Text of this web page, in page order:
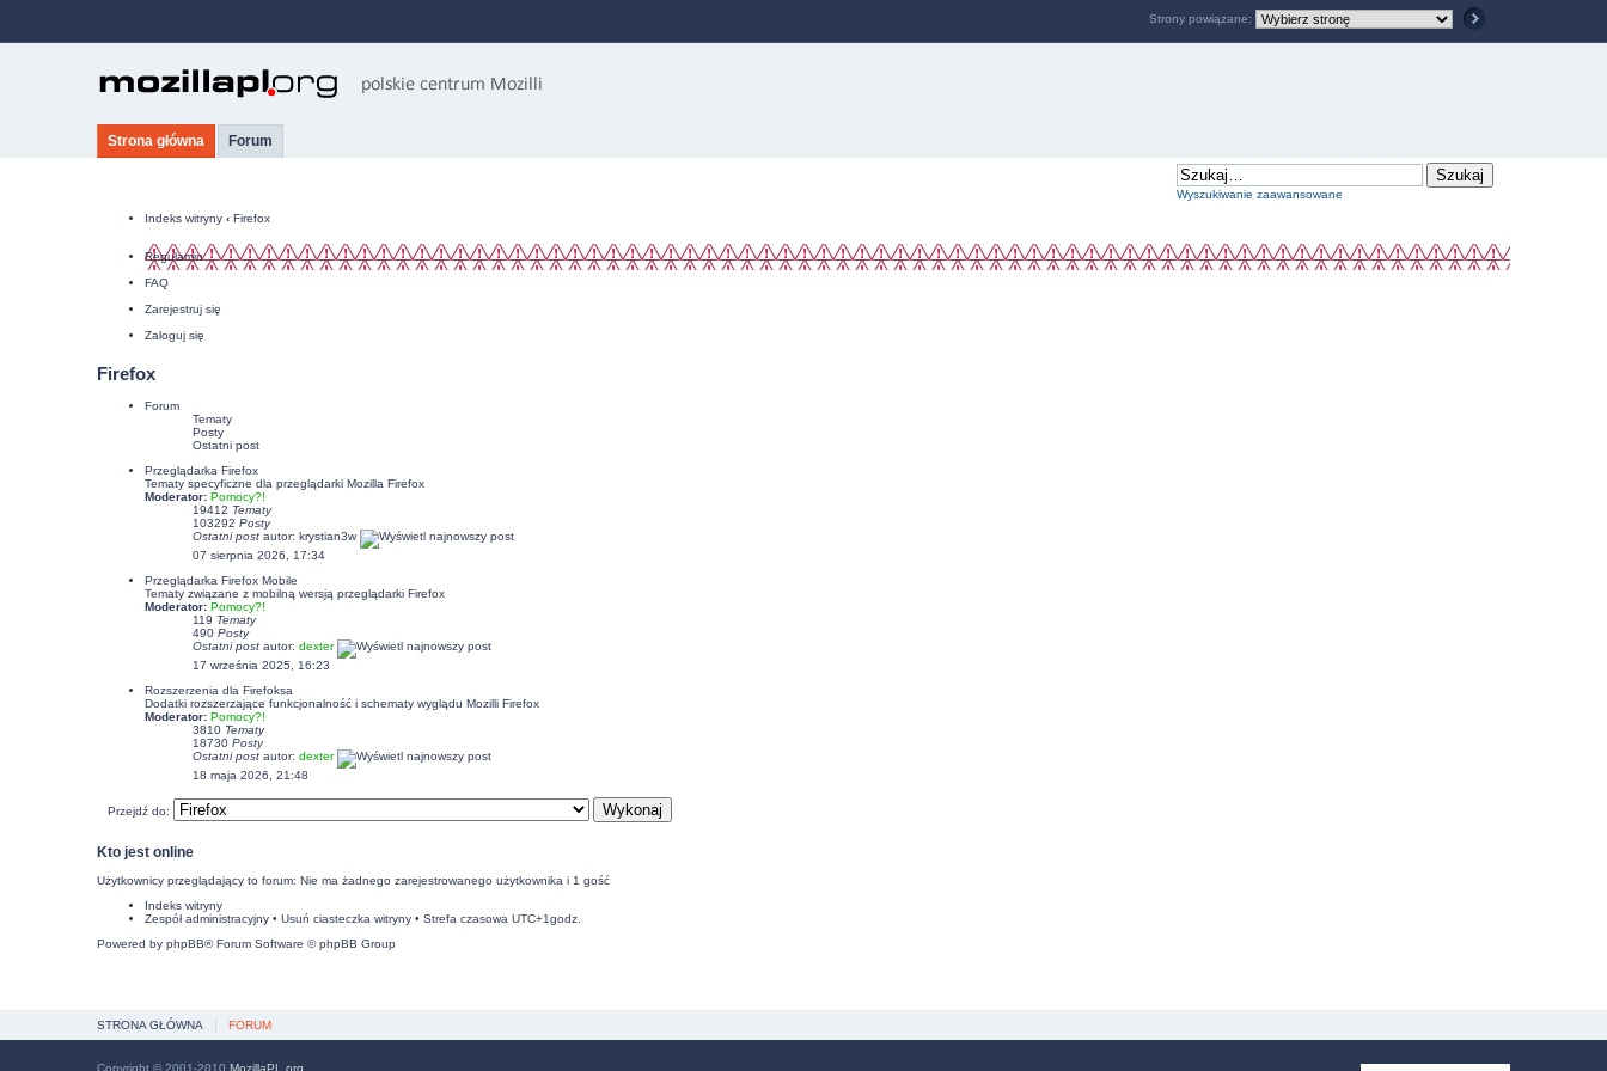
Strona główna Forum
Wyszukiwanie zaawansowane
Indeks witryny ‹ Firefox
Regulamin
FAQ
Zarejestruj się
Zaloguj się
Firefox
Forum
Tematy
Posty
Ostatni post
Przeglądarka Firefox
Tematy specyficzne dla przeglądarki Mozilla Firefox
Moderator: Pomocy?!
19412 Tematy
103292 Posty
Ostatni postautor: krystian3w
07 sierpnia 2026, 17:34
Przeglądarka Firefox Mobile
Tematy związane z mobilną wersją przeglądarki Firefox
Moderator: Pomocy?!
119 Tematy
490 Posty
Ostatni postautor: dexter
17 września 2025, 16:23
Rozszerzenia dla Firefoksa
Dodatki rozszerzające funkcjonalność i schematy wyglądu Mozilli Firefox
Moderator: Pomocy?!
3810 Tematy
18730 Posty
Ostatni postautor: dexter
18 maja 2026, 21:48
Przejdź do:
Kto jest online
Użytkownicy przeglądający to forum: Nie ma żadnego zarejestrowanego użytkownika i 1 gość
Indeks witryny
Zespół administracyjny• Usuń ciasteczka witryny• Strefa czasowa UTC+1godz.
Powered by phpBB® Forum Software © phpBB Group
Strony powiązane:
STRONA GŁÓWNA FORUM
Copyright © 2001-2010 MozillaPL.org